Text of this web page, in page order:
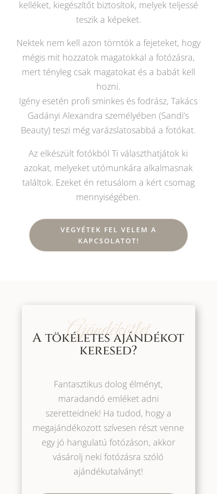
kelléket, kiegészítőt biztosítok, melyek teljessé
teszik a képeket.
Nektek nem kell azon törntök a fejeteket, hogy
mégis mit hozzatok magatokkal a fotózásra,
mert tényleg csak magatokat és a babát kell
hozni.
Igény esetén profi sminkes és fodrász, Takács
Gadányi Alexandra személyében (Sandi’s
Beauty) teszi még varázslatosabbá a fotókat.
Az elkészült fotókból Ti választhatjátok ki
azokat, melyeket utómunkára alkalmasnak
találtok. Ezeket én retusálom a kért csomag
mennyiségében.
VEGYÉTEK FEL VELEM A
KAPCSOLATOT!
Ajándékötlet
A tökéletes ajándékot
keresed?
Fantasztikus dolog élményt,
maradandó emléket adni
szeretteidnek! Ha tudod, hogy a
megajándékozott szívesen részt venne
egy jó hangulatú fotózáson, akkor
vásárolj neki fotózásra szóló
ajándékutalványt!